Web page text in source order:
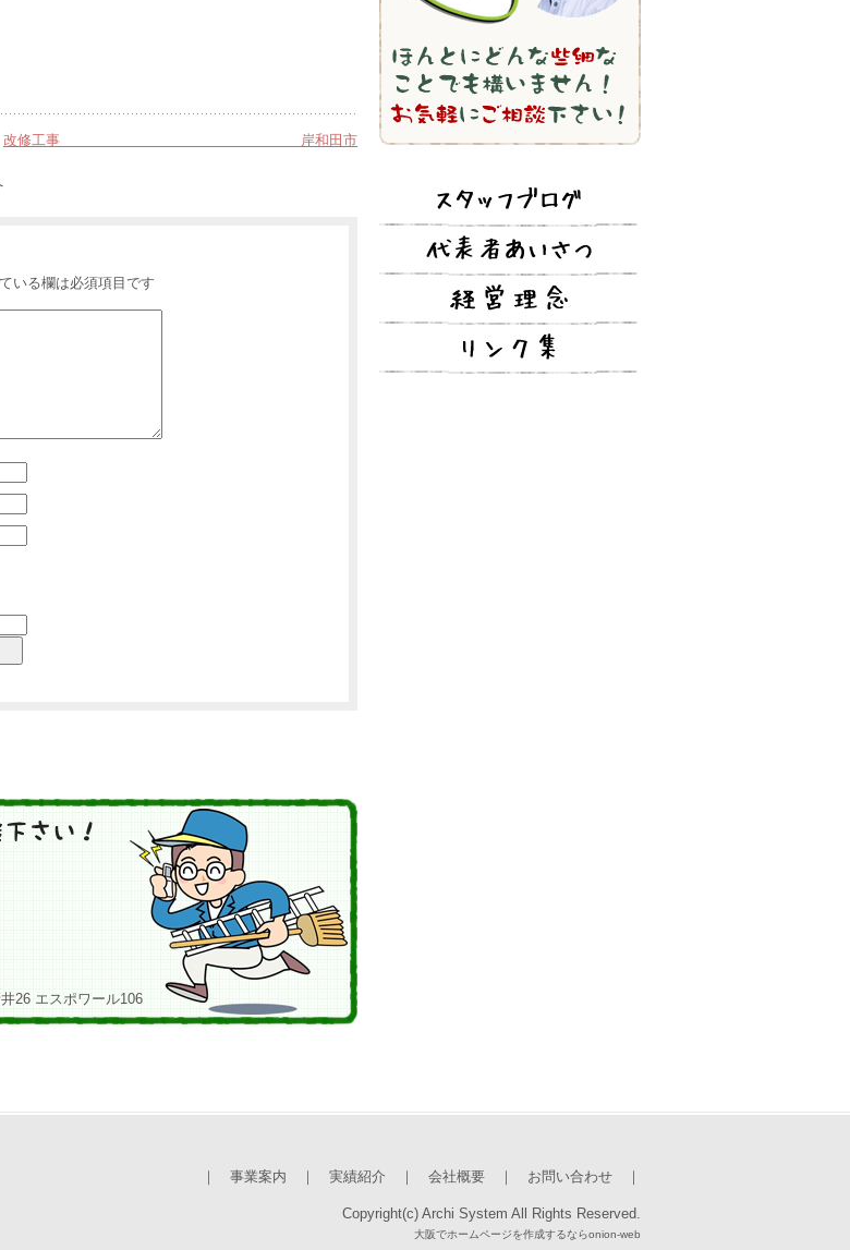
改修工事 岸和田市
いる欄は必須項目です
26 エスポワール106
｜ 事業案内 ｜ 実績紹介 ｜ 会社概要 ｜ お問い合わせ ｜
Copyright(c) Archi System All Rights Reserved.
大阪でホームページを作成するならonion-web